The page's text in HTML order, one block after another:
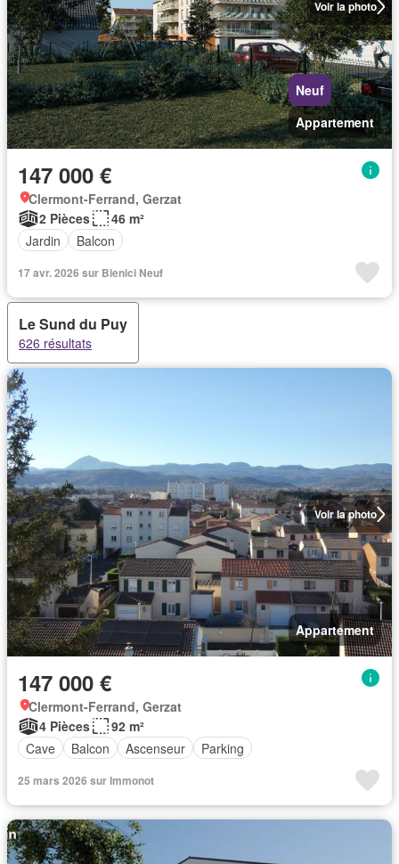
Voir la photo
Neuf
Appartement
147 000 €
Clermont-Ferrand, Gerzat
2 Pièces
46 m²
Jardin
Balcon
17 avr. 2026 sur Bienici Neuf
Le Sund du Puy
626 résultats
Voir la photo
Appartement
147 000 €
Clermont-Ferrand, Gerzat
4 Pièces
92 m²
Cave
Balcon Ascenseur Parking
25 mars 2026 sur Immonot